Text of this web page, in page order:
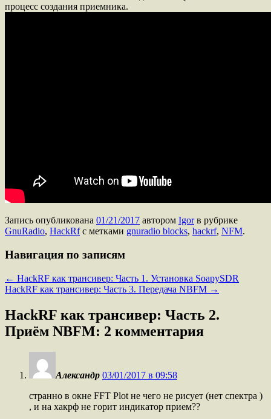
процесс создания приемника.
Запись опубликована 01/21/2017 автором Igorв рубрике
GnuRadio, HackRfс метками gnuradio blocks, hackrf, NFM.
Навигация по записям
← HackRF как трансивер: Часть 1. Установка SoapySDR
HackRF как трансивер: Часть 3. Передача NBFM →
HackRF как трансивер: Часть 2.
Приём NBFM: 2 комментария
Александр 03/01/2017 в 09:58
странно в окне FFT Plot не чего не рисует (нет спектра )
, и на хакрф не горит индикатор прием??